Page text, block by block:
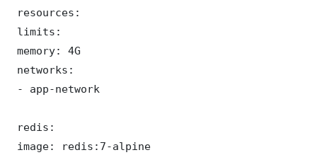
resources:
limits:
memory: 4G
networks:
- app-network
redis:
image: redis:7-alpine